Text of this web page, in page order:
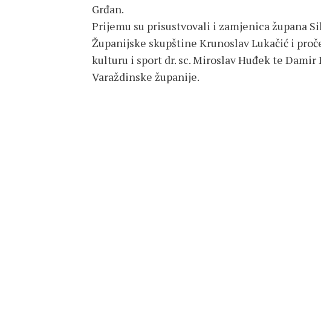
Grđan.
Prijemu su prisustvovali i zamjenica župana
Županijske skupštine Krunoslav Lukačić i
kulturu i sport dr. sc. Miroslav Huđek te
Varaždinske županije.